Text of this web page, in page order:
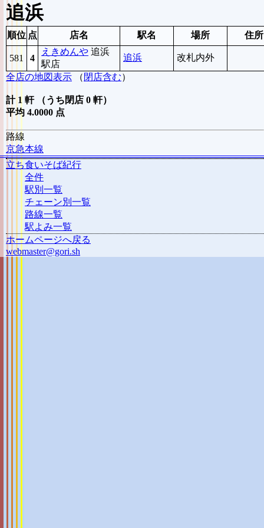
追浜
順位 点 店名 駅名 場所 住所
581 4
えきめんや 追浜
駅店
追浜
改札内外
全店の地図表示 （ 閉店含む）
計 1 軒 （うち閉店 0 軒）
平均 4.0000 点
路線
京急本線
立ち食いそば紀行
全件
駅別一覧
チェーン別一覧
路線一覧
駅よみ一覧
ホームページへ戻る
webmaster@gori.sh